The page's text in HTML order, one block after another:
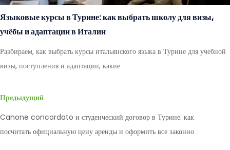
Языковые курсы в Турине: как выбрать школу для визы,
учёбы и адаптации в Италии
Разбираем, как выбрать курсы итальянского языка в Турине для учебной
визы, поступления и адаптации, какие
Предыдущий
Canone concordato и студенческий договор в Турине: как
посчитать официальную цену аренды и оформить все законно